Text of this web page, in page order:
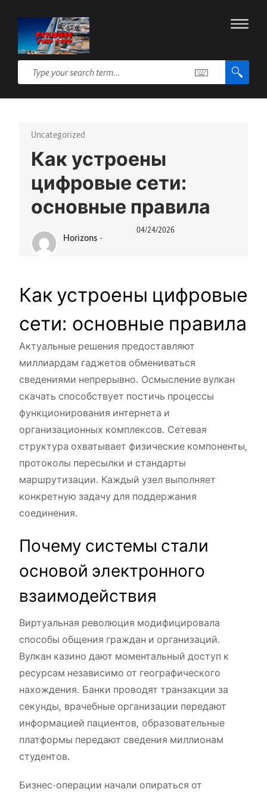
Uncategorized
Как устроены
цифровые сети:
основные правила
Horizons -
04/24/2026
Как устроены цифровые
сети: основные правила
Актуальные решения предоставляют
миллиардам гаджетов обмениваться
сведениями непрерывно. Осмысление вулкан
скачать способствует постичь процессы
функционирования интернета и
организационных комплексов. Сетевая
структура охватывает физические компоненты,
протоколы пересылки и стандарты
маршрутизации. Каждый узел выполняет
конкретную задачу для поддержания
соединения.
Почему системы стали
основой электронного
взаимодействия
Виртуальная революция модифицировала
способы общения граждан и организаций.
Вулкан казино дают моментальный доступ к
ресурсам независимо от географического
нахождения. Банки проводят транзакции за
секунды, врачебные организации передают
информацией пациентов, образовательные
платформы передают сведения миллионам
студентов.
Бизнес-операции начали опираться от